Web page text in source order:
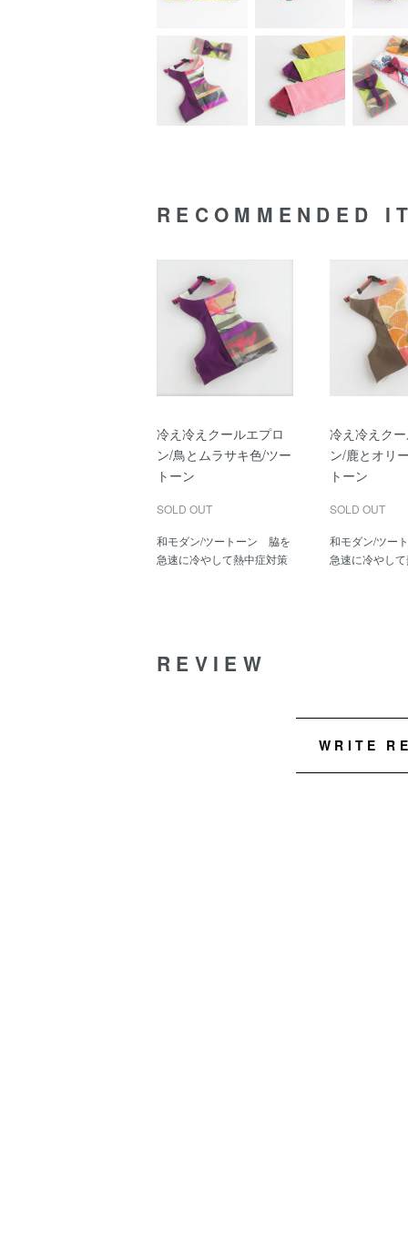
RECOMMENDED
冷え冷えクールエプロ
ン/鳥とムラサキ色/ツー
トーン
SOLD OUT
和モダン/ツートーン 脇を
急速に冷やして熱中症対策
冷え冷えク
ン/鹿とオリ
トーン
SOLD OUT
和モダン/ツー
急速に冷やし
REVIEW
WRITE